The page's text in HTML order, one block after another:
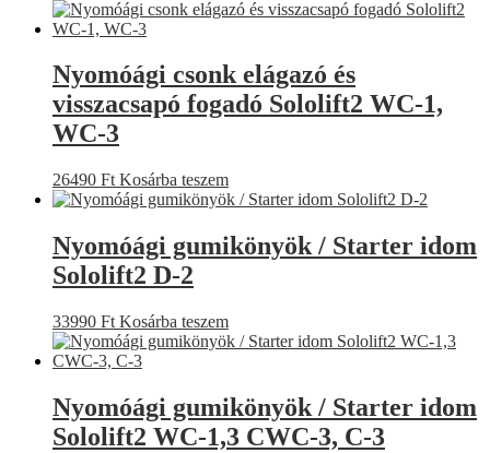
Nyomóági csonk elágazó és
visszacsapó fogadó Sololift2 WC-1,
WC-3
26490 Ft Kosárba teszem
Nyomóági gumikönyök / Starter idom
Sololift2 D-2
33990 Ft Kosárba teszem
Nyomóági gumikönyök / Starter idom
Sololift2 WC-1,3 CWC-3, C-3